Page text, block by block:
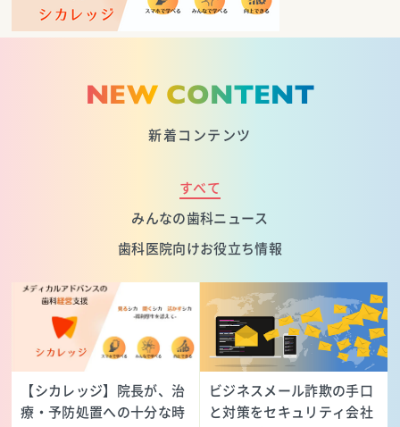
NEW CONTENT
新着コンテンツ
すべて
みんなの歯科ニュース
歯科医院向けお役立ち情報
【シカレッジ】院長が、治
療・予防処置への十分な時
ビジネスメール詐欺の手口
と対策をセキュリティ会社